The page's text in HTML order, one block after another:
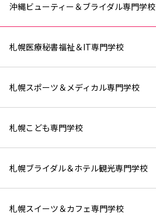
沖縄ビューティー＆ブライダル専門学校
札幌医療秘書福祉＆IT専門学校
札幌スポーツ＆メディカル専門学校
札幌こども専門学校
札幌ブライダル＆ホテル観光専門学校
札幌スイーツ＆カフェ専門学校